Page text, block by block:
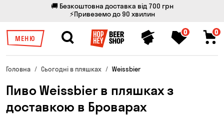
🚚 Безкоштовна доставка від 700 грн
⚡Привеземо до 90 хвилин
МЕНЮ
0 0
Головна Сьогодні в пляшках Weissbier
Пиво Weissbier в пляшках з
доставкою в Броварах